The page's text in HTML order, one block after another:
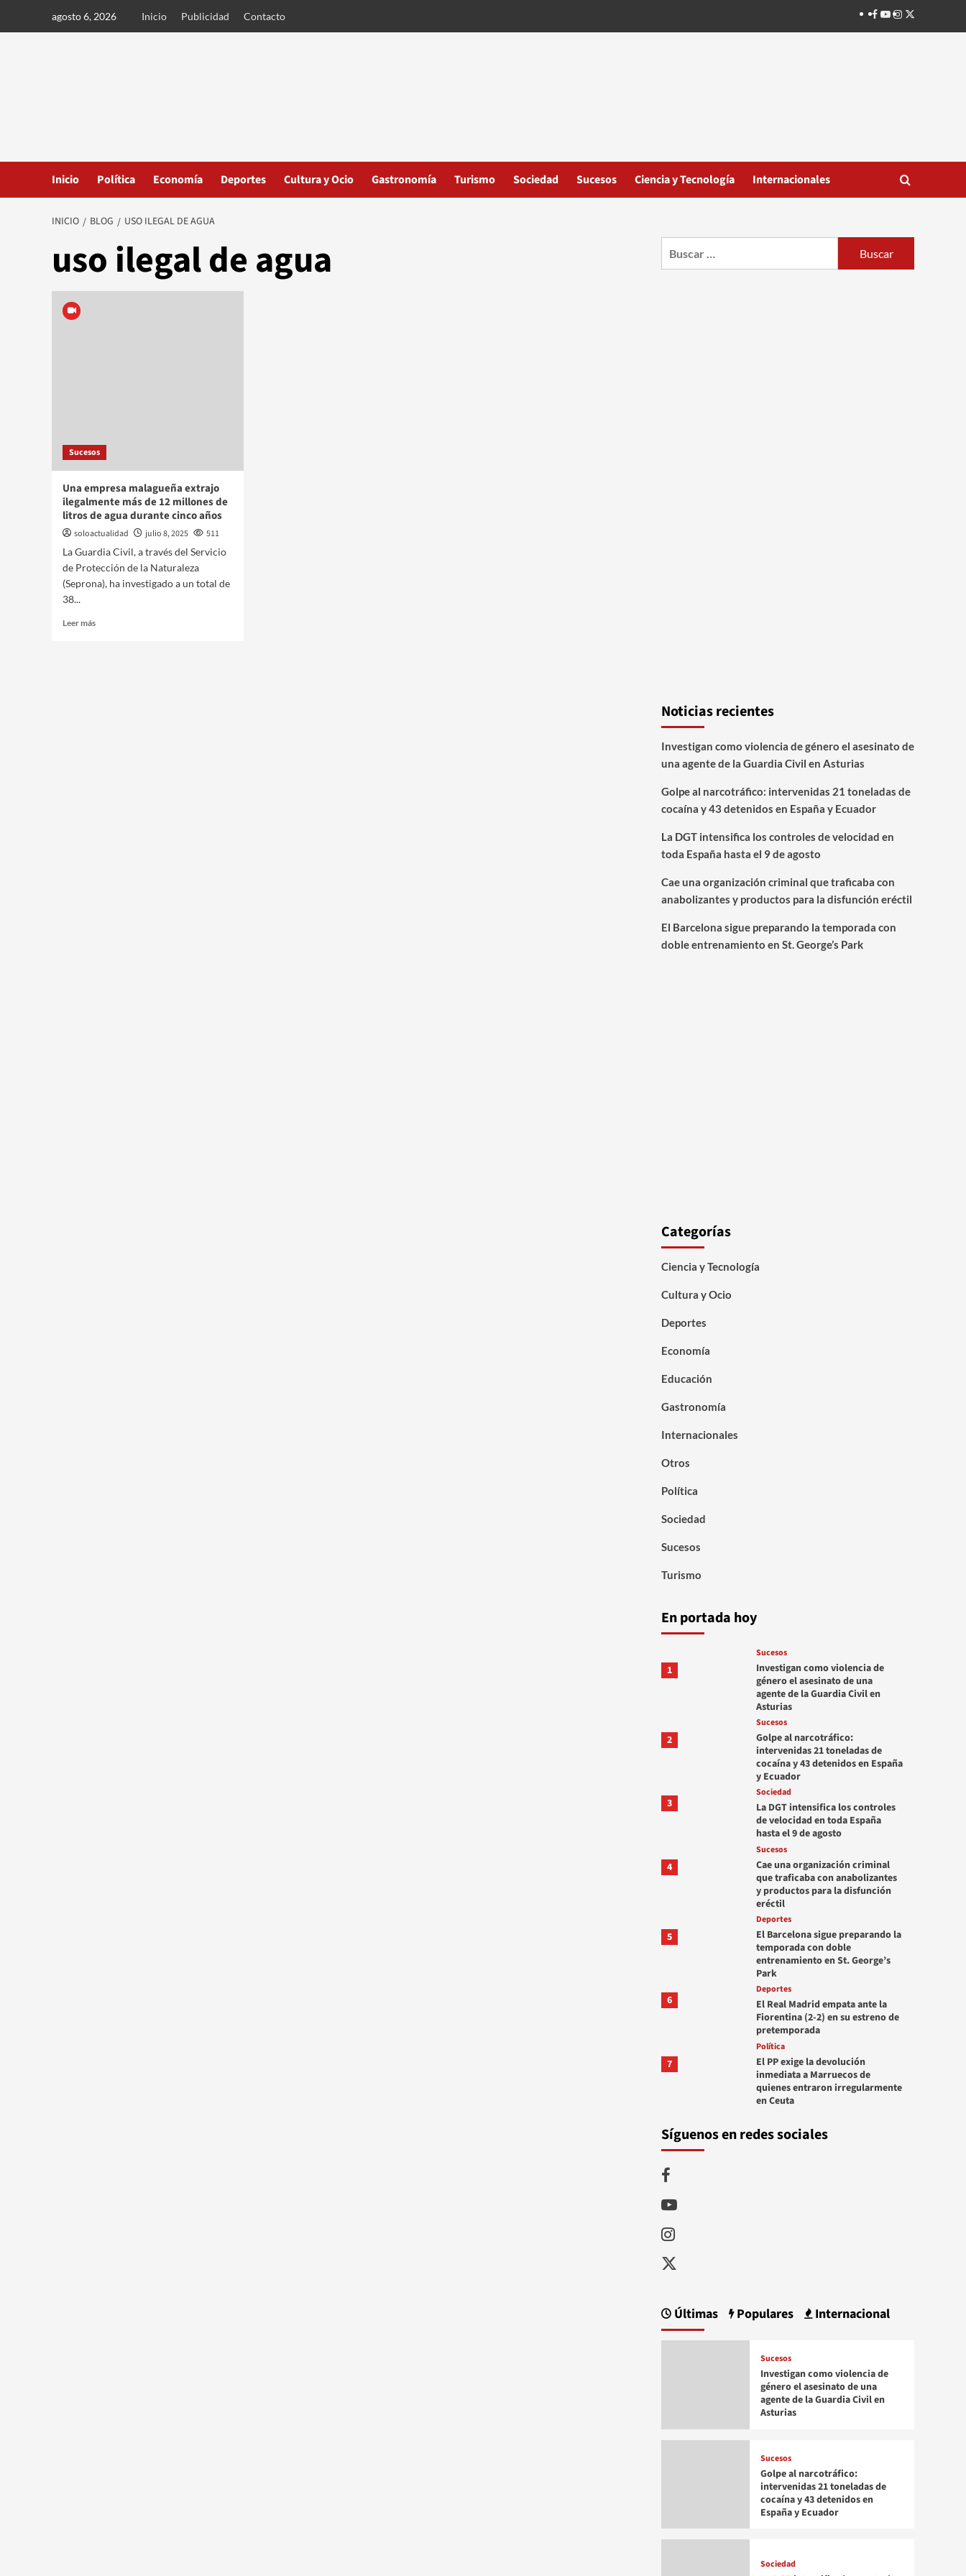
agosto 6, 2026 Inicio Publicidad Contacto Facebook
Youtube
Instagram
Twitter
Inicio Política Economía Deportes Cultura y Ocio Gastronomía Turismo Sociedad Sucesos Ciencia y Tecnología Internacionales
INICIO BLOG USO ILEGAL DE AGUA
uso ilegal de agua
Sucesos
Una empresa malagueña extrajo
ilegalmente más de 12 millones de
litros de agua durante cinco años
soloactualidad julio 8, 2025
511
La Guardia Civil, a través del Servicio
de Protección de la Naturaleza
(Seprona), ha investigado a un total de
38...
Leer más
Noticias recientes
Investigan como violencia de género el asesinato de
una agente de la Guardia Civil en Asturias
Golpe al narcotráfico: intervenidas 21 toneladas de
cocaína y 43 detenidos en España y Ecuador
La DGT intensifica los controles de velocidad en
toda España hasta el 9 de agosto
Cae una organización criminal que traficaba con
anabolizantes y productos para la disfunción eréctil
El Barcelona sigue preparando la temporada con
doble entrenamiento en St. George’s Park
Categorías
Ciencia y Tecnología
Cultura y Ocio
Deportes
Economía
Educación
Gastronomía
Internacionales
Otros
Política
Sociedad
Sucesos
Turismo
En portada hoy
1
Sucesos
Investigan como violencia de
género el asesinato de una
agente de la Guardia Civil en
Asturias
2
Sucesos
Golpe al narcotráfico:
intervenidas 21 toneladas de
cocaína y 43 detenidos en España
y Ecuador
3
Sociedad
La DGT intensifica los controles
de velocidad en toda España
hasta el 9 de agosto
4
Sucesos
Cae una organización criminal
que traficaba con anabolizantes
y productos para la disfunción
eréctil
5
Deportes
El Barcelona sigue preparando la
temporada con doble
entrenamiento en St. George’s
Park
6
Deportes
El Real Madrid empata ante la
Fiorentina (2-2) en su estreno de
pretemporada
7
Política
El PP exige la devolución
inmediata a Marruecos de
quienes entraron irregularmente
en Ceuta
Síguenos en redes sociales
Facebook
Youtube
Instagram
Twitter
Últimas Populares Internacional
Sucesos
Investigan como violencia de
género el asesinato de una
agente de la Guardia Civil en
Asturias
Sucesos
Golpe al narcotráfico:
intervenidas 21 toneladas de
cocaína y 43 detenidos en
España y Ecuador
Sociedad